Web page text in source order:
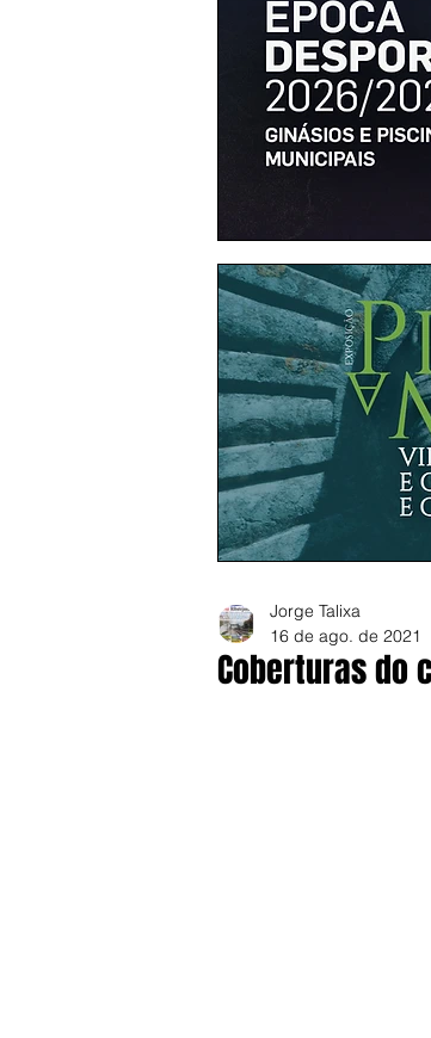
Coberturas do
Jorge Talixa
16 de ago. de 2021